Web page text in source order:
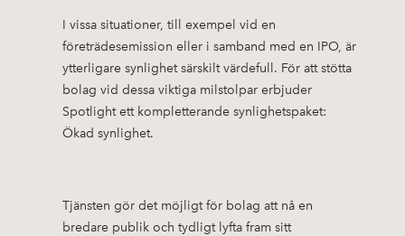
I vissa situationer, till exempel vid en
företrädesemission eller i samband med en IPO, är
ytterligare synlighet särskilt värdefull. För att stötta
bolag vid dessa viktiga milstolpar erbjuder
Spotlight ett kompletterande synlighetspaket:
Ökad synlighet.
Tjänsten gör det möjligt för bolag att nå en
bredare publik och tydligt lyfta fram sitt